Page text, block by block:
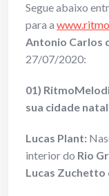
Segue abaixo
para a
Antonio Carlos
27/07/2020:
01)
sua cidade
Lucas Plant:
interior do Rio
Lucas Zuchetto